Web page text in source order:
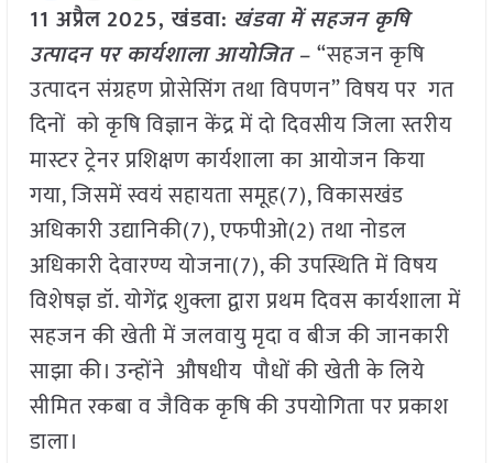
11 अप्रैल2025,खंडवा: खंडवा में सहजन कृषि
उत्पादन पर कार्यशाला आयोजित –“सहजन कृषि
उत्पादन संग्रहण प्रोसेसिंग तथा विपणन” विषय पर गत
दिनों को कृषि विज्ञान केंद्र में दो दिवसीय जिला स्तरीय
मास्टर ट्रेनर प्रशिक्षण कार्यशाला का आयोजन किया
गया, जिसमें स्वयं सहायता समूह(7), विकासखंड
अधिकारी उद्यानिकी(7), एफपीओ(2) तथा नोडल
अधिकारी देवारण्य योजना(7), की उपस्थिति में विषय
विशेषज्ञ डॉ. योगेंद्र शुक्ला द्वारा प्रथम दिवस कार्यशाला में
सहजन की खेती में जलवायु मृदा व बीज की जानकारी
साझा की। उन्होंने औषधीय पौधों की खेती के लिये
सीमित रकबा व जैविक कृषि की उपयोगिता पर प्रकाश
डाला।